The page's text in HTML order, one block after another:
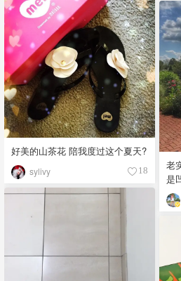
好美的山茶花 陪我度过这个夏天?
sylivy 18
老
是
分
长